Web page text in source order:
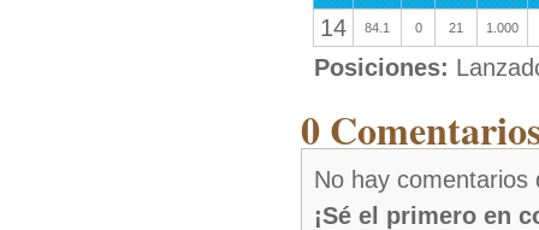
14 84.1 0 21 1.000
Posiciones:
0
No hay
¡Sé el primero en